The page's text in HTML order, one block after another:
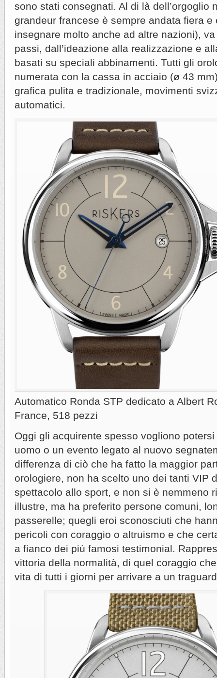
sono stati consegnati. Al di là dell’orgoglio
grandeur francese è sempre andata fiera e
insegnare molto anche ad altre nazioni),
passi, dall’ideazione alla realizzazione e
basati su speciali abbinamenti. Tutti gli
numerata con la cassa in acciaio (ø 43
grafica pulita e tradizionale, movimenti
automatici.
Automatico Ronda STP dedicato a Albert
France, 518 pezzi
Oggi gli acquirente spesso vogliono
uomo o un evento legato al nuovo
differenza di ciò che ha fatto la maggior
orologiere, non ha scelto uno dei tanti VIP
spettacolo allo sport, e non si è nemmeno
illustre, ma ha preferito persone comuni,
passerelle; quegli eroi sconosciuti che
pericoli con coraggio o altruismo e che
a fianco dei più famosi testimonial.
vittoria della normalità, di quel coraggio
vita di tutti i giorni per arrivare a un